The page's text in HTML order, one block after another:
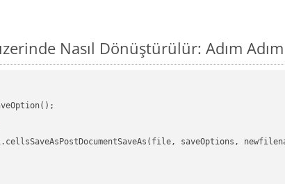
Nasıl Dönüştürülür: Adım
saveOptions,